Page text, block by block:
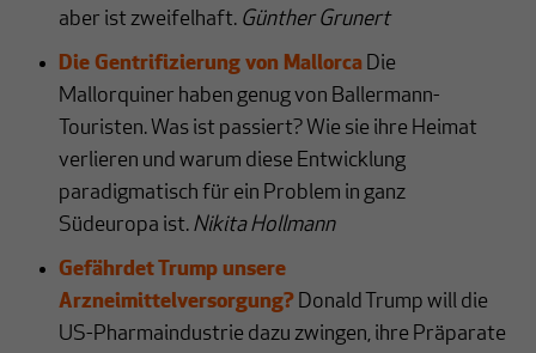
aber ist zweifelhaft. Günther Grunert
Die Gentrifizierung von Mallorca Die
Mallorquiner haben genug von Ballermann-
Touristen. Was ist passiert? Wie sie ihre Heimat
verlieren und warum diese Entwicklung
paradigmatisch für ein Problem in ganz
Südeuropa ist. Nikita Hollmann
Gefährdet Trump unsere
Arzneimittelversorgung? Donald Trump will die
US-Pharmaindustrie dazu zwingen, ihre Präparate